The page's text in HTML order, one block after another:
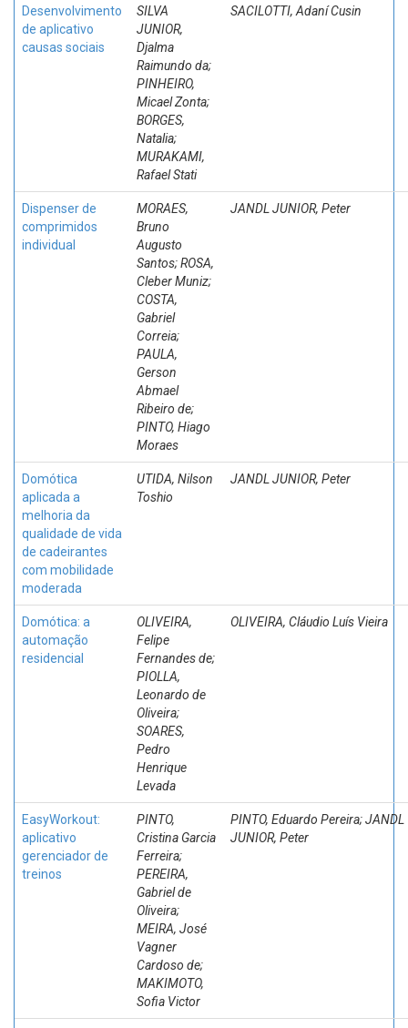
Desenvolvimento
de aplicativo
causas sociais
SILVA
JUNIOR,
Djalma
Raimundo da;
PINHEIRO,
Micael Zonta;
BORGES,
Natalia;
MURAKAMI,
Rafael Stati
SACILOTTI, Adaní Cusin
Dispenser de
comprimidos
individual
MORAES,
Bruno
Augusto
Santos; ROSA,
Cleber Muniz;
COSTA,
Gabriel
Correia;
PAULA,
Gerson
Abmael
Ribeiro de;
PINTO, Hiago
Moraes
JANDL JUNIOR, Peter
Domótica
aplicada a
melhoria da
qualidade de vida
de cadeirantes
com mobilidade
moderada
UTIDA, Nilson
Toshio
JANDL JUNIOR, Peter
Domótica: a
automação
residencial
OLIVEIRA,
Felipe
Fernandes de;
PIOLLA,
Leonardo de
Oliveira;
SOARES,
Pedro
Henrique
Levada
OLIVEIRA, Cláudio Luís Vieira
EasyWorkout:
aplicativo
gerenciador de
treinos
PINTO,
Cristina Garcia
Ferreira;
PEREIRA,
Gabriel de
Oliveira;
MEIRA, José
Vagner
Cardoso de;
MAKIMOTO,
Sofia Victor
PINTO, Eduardo Pereira; JANDL
JUNIOR, Peter